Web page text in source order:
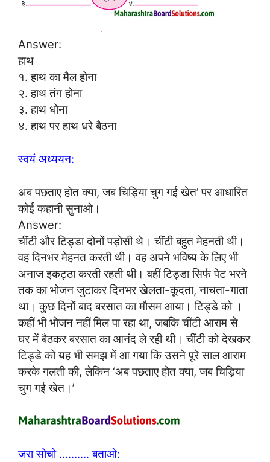
Answer:
हाथ
१. हाथ का मैल होना
२. हाथ तंग होना
३. हाथ धोना
४. हाथ पर हाथ धरे बैठना
स्वयं अध्ययन:
अब पछताए होत क्या, जब चिड़िया चुग गई खेत’ पर आधारित
कोई कहानी सुनाओ।
Answer:
चींटी और टिड्डा दोनों पड़ोसी थे। चींटी बहुत मेहनती थी।
वह दिनभर मेहनत करती थी। वह अपने भविष्य के लिए भी
अनाज इकट्ठा करती रहती थी। वहीं टिड्डा सिर्फ पेट भरने
तक का भोजन जुटाकर दिनभर खेलता-कूदता, नाचता-गाता
था। कुछ दिनों बाद बरसात का मौसम आया। टिड्डे को ।
कहीं भी भोजन नहीं मिल पा रहा था, जबकि चींटी आराम से
घर में बैठकर बरसात का आनंद ले रही थी। चींटी को देखकर
टिड्डे को यह भी समझ में आ गया कि उसने पूरे साल आराम
करके गलती की, लेकिन ‘अब पछताए होत क्या, जब चिड़िया
चुग गई खेत।’
जरा सोचो ………. बताओ: